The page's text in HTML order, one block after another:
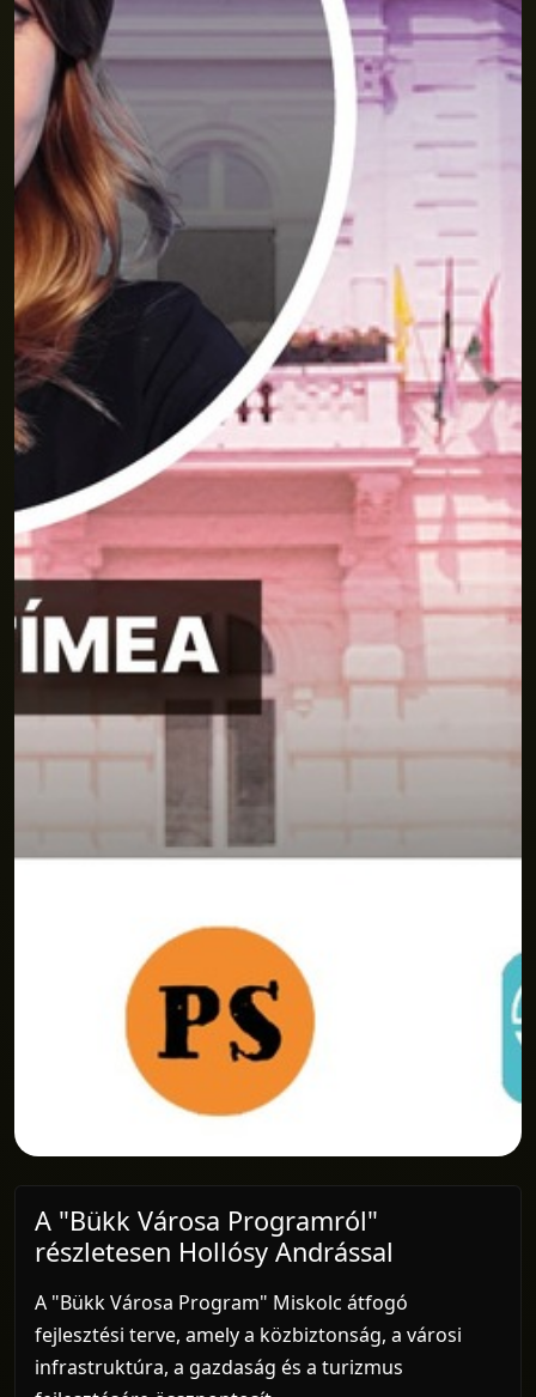
A "Bükk Városa Programról"
részletesen Hollósy Andrással
A "Bükk Városa Program" Miskolc átfogó
fejlesztési terve, amely a közbiztonság, a városi
infrastruktúra, a gazdaság és a turizmus